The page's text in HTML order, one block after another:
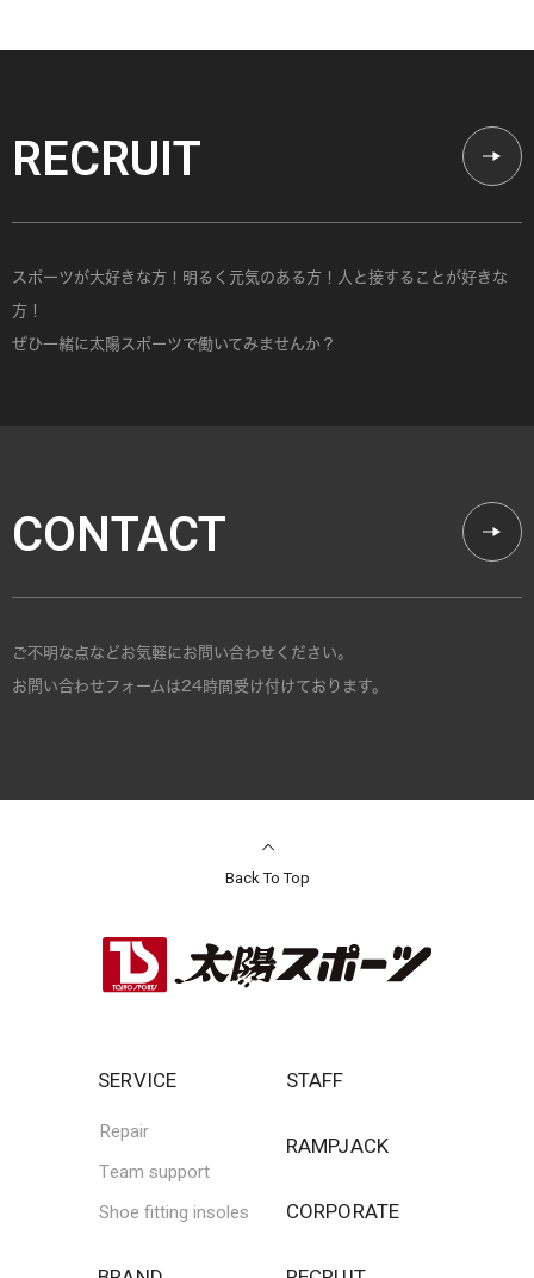
RECRUIT
スポーツが大好きな方！明るく元気のある方！人と接することが好きな
方！
ぜひ一緒に太陽スポーツで働いてみませんか？
CONTACT
ご不明な点などお気軽にお問い合わせください。
お問い合わせフォームは24時間受け付けております。
Back To Top
SERVICE
Repair
Team support
Shoe fitting insoles
STAFF
RAMPJACK
CORPORATE